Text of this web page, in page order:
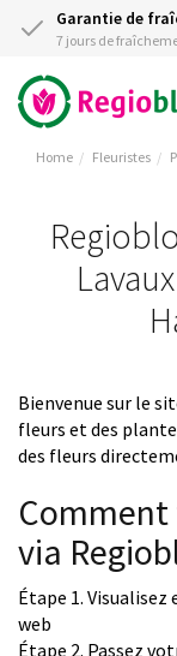
Garantie de
7 jours de
Home Fleuristes
Bienvenue sur le
fleurs et des
des fleurs
via
Étape 1.
web
Étape 2. Passez